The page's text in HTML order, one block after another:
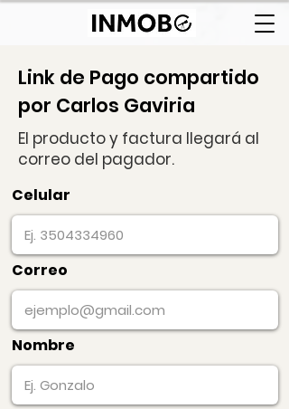
Link de Pago compartido
por Carlos Gaviria
El producto y factura llegará al
correo del pagador.
Celular
Correo
Nombre